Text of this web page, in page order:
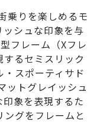
乗りを楽しめるモ
シュな印象を与
フレーム（Xフレ
るセミスリック
スポーティサド
ットグレイッシュ
象を表現するた
グをフレームと